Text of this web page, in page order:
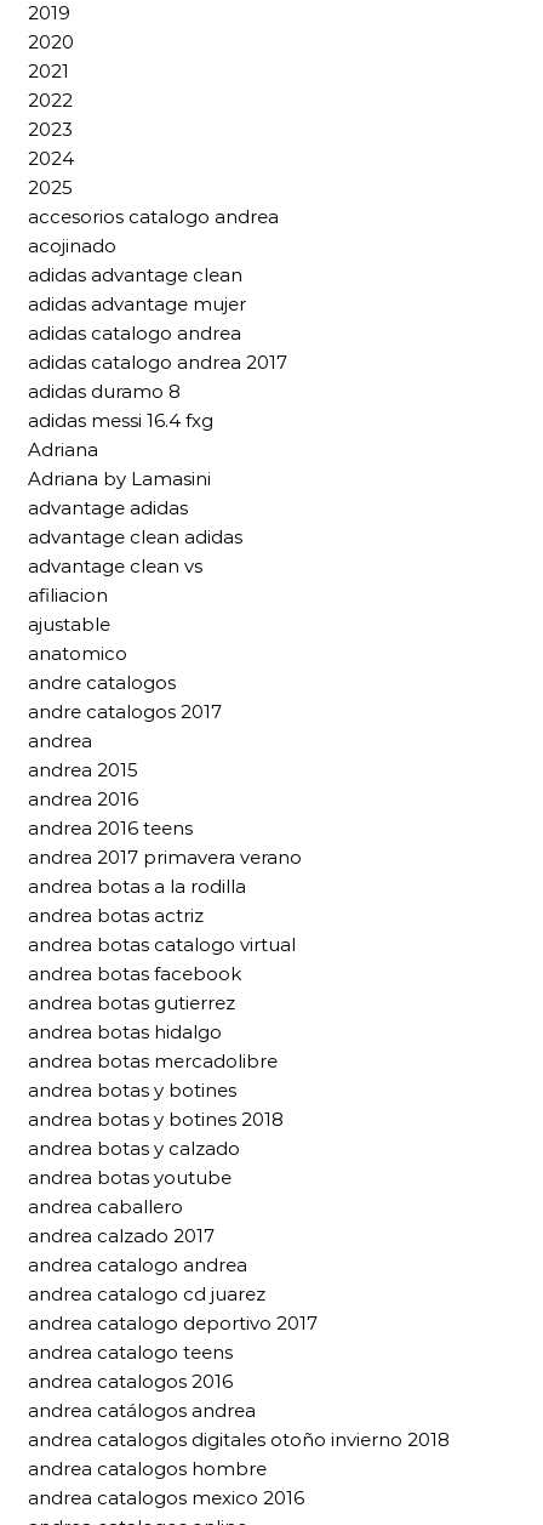
2019
2020
2021
2022
2023
2024
2025
accesorios catalogo andrea
acojinado
adidas advantage clean
adidas advantage mujer
adidas catalogo andrea
adidas catalogo andrea 2017
adidas duramo 8
adidas messi 16.4 fxg
Adriana
Adriana by Lamasini
advantage adidas
advantage clean adidas
advantage clean vs
afiliacion
ajustable
anatomico
andre catalogos
andre catalogos 2017
andrea
andrea 2015
andrea 2016
andrea 2016 teens
andrea 2017 primavera verano
andrea botas a la rodilla
andrea botas actriz
andrea botas catalogo virtual
andrea botas facebook
andrea botas gutierrez
andrea botas hidalgo
andrea botas mercadolibre
andrea botas y botines
andrea botas y botines 2018
andrea botas y calzado
andrea botas youtube
andrea caballero
andrea calzado 2017
andrea catalogo andrea
andrea catalogo cd juarez
andrea catalogo deportivo 2017
andrea catalogo teens
andrea catalogos 2016
andrea catálogos andrea
andrea catalogos digitales otoño invierno 2018
andrea catalogos hombre
andrea catalogos mexico 2016